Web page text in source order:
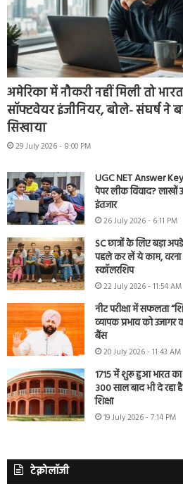
अमेरिका में नौकरी नहीं मिली तो
सॉफ्टवेयर इंजीनियर, बोले- संघर्ष ने
सिखाया
29 July 2026 - 8:00 PM
UGC NET Answer
पेपर लीक विवाद? लाखों
इंतजार
26 July 2026 - 6:11 PM
SC छात्रों के लिए बड़ा
पहले कर लें ये काम,
स्कॉलरशिप
22 July 2026 - 11:54 AM
नीट परीक्षा में सफलता
व्यापक प्रभाव को उजागर
बैंस
20 July 2026 - 11:43 AM
1715 में शुरू हुआ भारत
300 साल बाद भी दे रहा है
शिक्षा
19 July 2026 - 7:14 PM
टेक्नोलॉजी